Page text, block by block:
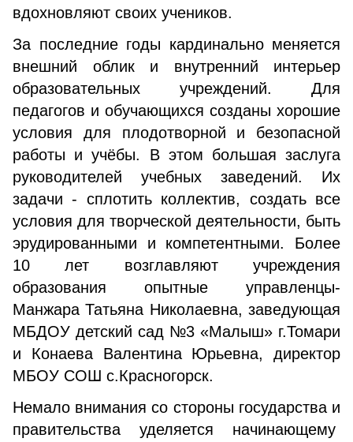
вдохновляют своих учеников.
За последние годы кардинально меняется
внешний облик и внутренний интерьер
образовательных учреждений. Для
педагогов и обучающихся созданы хорошие
условия для плодотворной и безопасной
работы и учёбы. В этом большая заслуга
руководителей учебных заведений. Их
задачи - сплотить коллектив, создать все
условия для творческой деятельности, быть
эрудированными и компетентными. Более
10 лет возглавляют учреждения
образования опытные управленцы-
Манжара Татьяна Николаевна, заведующая
МБДОУ детский сад №3 «Малыш» г.Томари
и Конаева Валентина Юрьевна, директор
МБОУ СОШ с.Красногорск.
Немало внимания со стороны государства и
правительства уделяется начинающему